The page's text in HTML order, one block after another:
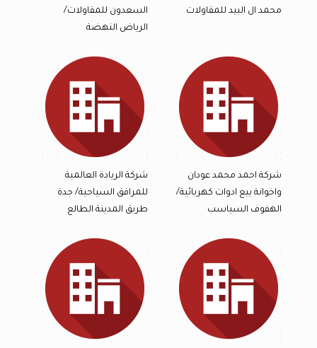
محمد ال البيد للمقاولات
السعدون للمقاولات/
الرياض النهضة
شركة احمد محمد عودان
واخوانة بيع ادوات كهربائية/
الهفوف السياسب
شركة الريادة العالمية
للمرافق السياحية/ جدة
طريق المدينة الطالع